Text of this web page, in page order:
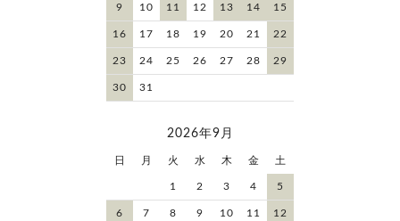
9 10 11 12 13 14 15
16 17 18 19 20 21 22
23 24 25 26 27 28 29
30 31
2026年9月
日 月 火 水 木 金 土
1 2 3 4 5
6 7 8 9 10 11 12